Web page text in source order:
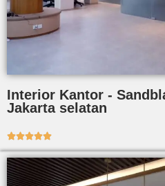
Interior Kantor -
Jakarta selatan
